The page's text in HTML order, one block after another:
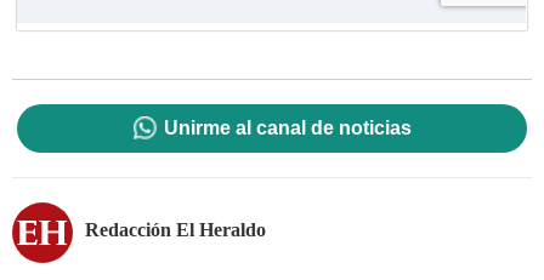
Unirme al canal de noticias
Redacción El Heraldo